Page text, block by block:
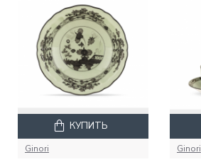
Ginori
КУПИТЬ
Ginori